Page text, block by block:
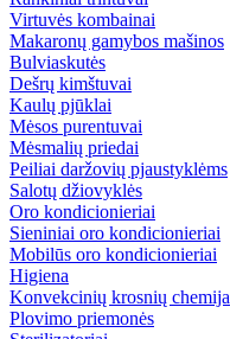
Virtuvės kombainai
Makaronų gamybos mašinos
Bulviaskutės
Dešrų kimštuvai
Kaulų pjūklai
Mėsos purentuvai
Mėsmalių priedai
Peiliai daržovių pjaustyklėms
Salotų džiovyklės
Oro kondicionieriai
Sieniniai oro kondicionieriai
Mobilūs oro kondicionieriai
Higiena
Konvekcinių krosnių chemija
Plovimo priemonės